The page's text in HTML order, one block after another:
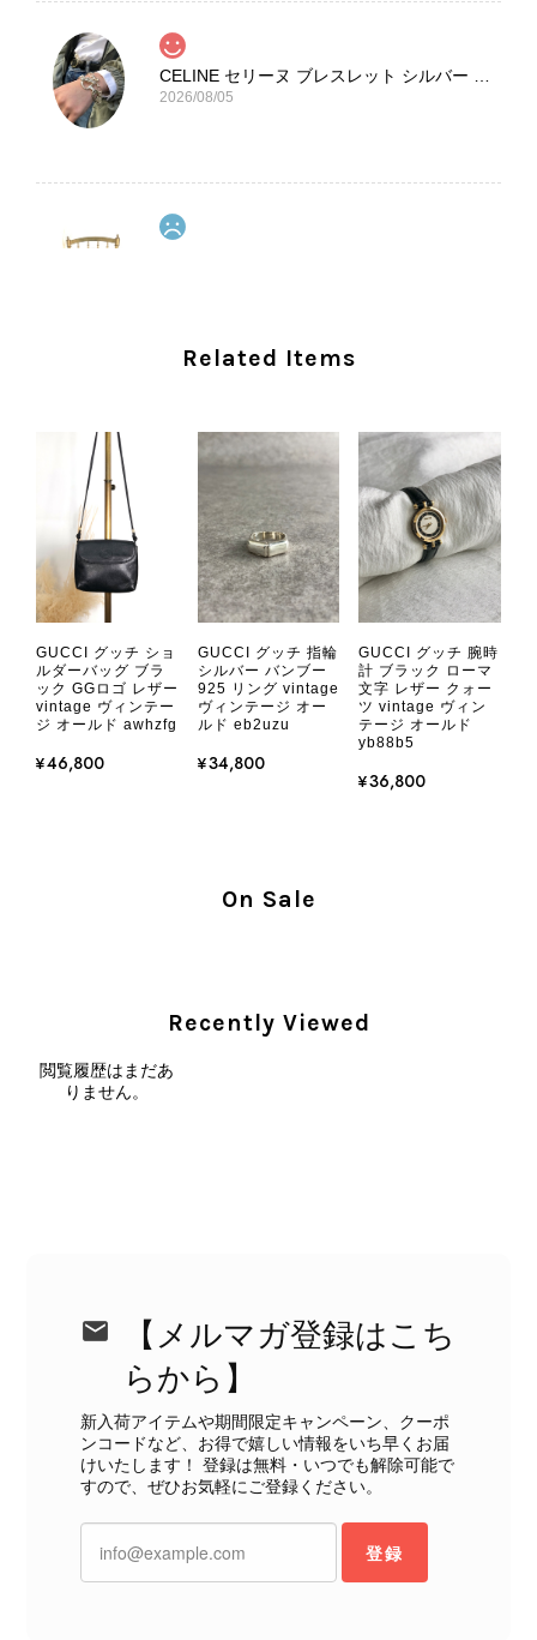
CELINE セリーヌ ブレスレット シルバー トリオンフ ホースビット SILVER925 vintage ヴィンテージ オールド 7f8hjn
2026/08/05
外装内装ともにAランクの商品を購入しました。 しかし、実際に
状態ではありません。 ヴィンテージ品であることは理解してお
り、多少の経年劣化は承知のうえで購入しています。 しかし、こ
のような状態であれば、商品説明や掲載写真で事前に明記してい
ただくべきだと思います。 実は以前こちらで購入した際にも、写
真には写っていない内側部分に目立つ汚れがありました。 そのと
きはたまたまだと思っていましたが、今回も掲載内容だけでは判
断できない状態の商品が届きとても残念です。 決して安い買い物
で購入することはないですが、同じような思いをする購入者が出
ないよう、商品の状態をより正確に記載し、見えない部分も含め
て写真や説明で分かるよう改善していただきたいです。
この度は、楽しみにお待ちいただいた
なった際のお気持ちを思うと、大変心
装と内装をそれぞれ確認し、個別にラ
時の見落としとして真摯に受け止め、
検品方法と状態の伝え方を改めて見直
し、全スタッフで共有してまいりま
す。 オンラインでも安心して商品を
お選びいただけるよう、より正確な状
態確認とご案内に努めてまいります。
Related Items
GUCCI グッチ ショ
ルダーバッグ ブラ
ック GGロゴ レザー
vintage ヴィンテー
ジ オールド awhzfg
¥46,800
GUCCI グッチ 指輪
シルバー バンブー
925 リング vintage
ヴィンテージ オー
ルド eb2uzu
¥34,800
GUCCI グッチ 腕時
計 ブラック ローマ
文字 レザー クォー
ツ vintage ヴィン
テージ オールド
yb88b5
¥36,800
On Sale
Recently Viewed
閲覧履歴はまだあ
りません。
【メルマガ登録はこち
らから】
新入荷アイテムや期間限定キャンペーン、クーポ
ンコードなど、お得で嬉しい情報をいち早くお届
けいたします！ 登録は無料・いつでも解除可能で
すので、ぜひお気軽にご登録ください。
登録